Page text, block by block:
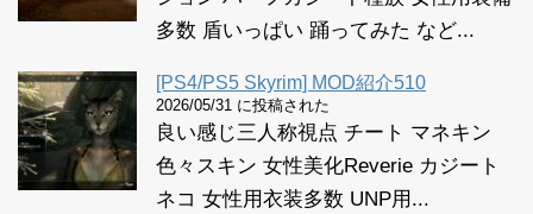
多数 盾いっぱい 踊ってみた など...
[PS4/PS5 Skyrim] MOD紹介510
2026/05/31 に投稿された
良い感じ三人称視点 チート マネキン
色々スキン 女性美化Reverie カジート
ネコ 女性用衣装多数 UNP用...